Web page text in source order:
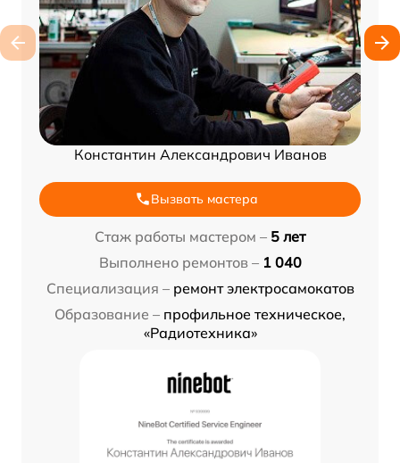
Константин Александрович Иванов
Вызвать мастера
Стаж работы мастером – 5 лет
Выполнено ремонтов – 1 040
Специализация – ремонт электросамокатов
Образование – профильное техническое,
«Радиотехника»